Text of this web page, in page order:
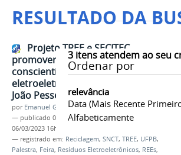
RESULTADO DA
3itens atendem ao seu
Ordenar por
relevância
Data (mais Recente
Alfabeticamente
Projeto TREE e SECITEC
promoveram ações de
conscientização sobre resíduos
eletroeletrônicos na 19ª SNCT em
João Pessoa
por Emanuel Gomes Soares
— publicado 06/03/2023—última modificação
06/03/2023 16h22
— registrado em: Reciclagem, SNCT, TREE, UFPB,
Palestra, Feira, Resíduos Eletroeletrônicos, REEs,